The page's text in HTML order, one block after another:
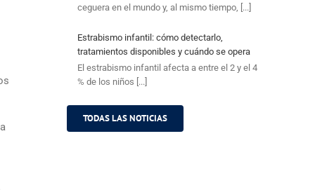
ceguera en el mundo y, al mismo tiempo, [...]
Estrabismo infantil: cómo detectarlo,
tratamientos disponibles y cuándo se opera
El estrabismo infantil afecta a entre el 2 y el 4
% de los niños [...]
TODAS LAS NOTICIAS